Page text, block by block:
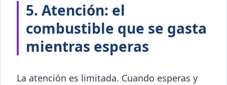
5. Atención: el
combustible que se gasta
mientras esperas
La atención es limitada. Cuando esperas y